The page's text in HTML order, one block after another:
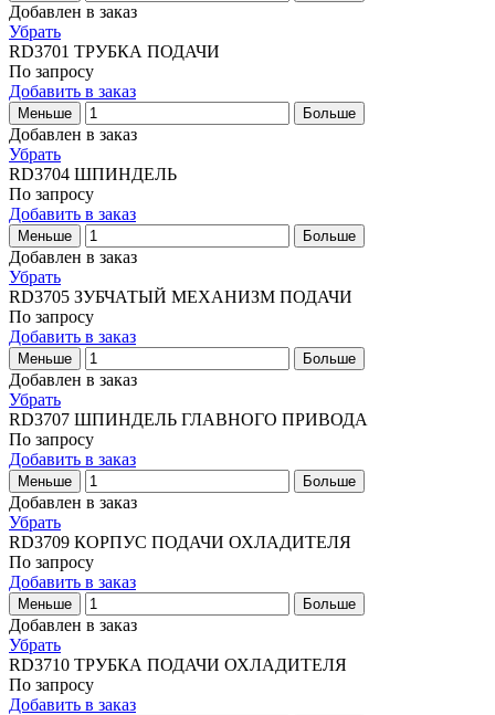
Добавлен в заказ
Убрать
RD3701 ТРУБКА ПОДАЧИ
По запросу
Добавить в заказ
Меньше Больше
Добавлен в заказ
Убрать
RD3704 ШПИНДЕЛЬ
По запросу
Добавить в заказ
Меньше Больше
Добавлен в заказ
Убрать
RD3705 ЗУБЧАТЫЙ МЕХАНИЗМ ПОДАЧИ
По запросу
Добавить в заказ
Меньше Больше
Добавлен в заказ
Убрать
RD3707 ШПИНДЕЛЬ ГЛАВНОГО ПРИВОДА
По запросу
Добавить в заказ
Меньше Больше
Добавлен в заказ
Убрать
RD3709 КОРПУС ПОДАЧИ ОХЛАДИТЕЛЯ
По запросу
Добавить в заказ
Меньше Больше
Добавлен в заказ
Убрать
RD3710 ТРУБКА ПОДАЧИ ОХЛАДИТЕЛЯ
По запросу
Добавить в заказ